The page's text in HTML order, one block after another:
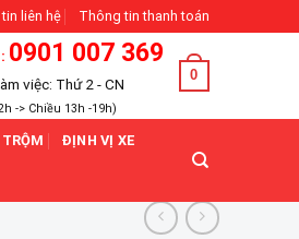
liên hệ Thông tin thanh toán
0901 007 369
việc: Thứ 2 - CN
-> Chiều 13h -19h)
0
ĐỊNH VỊ XE